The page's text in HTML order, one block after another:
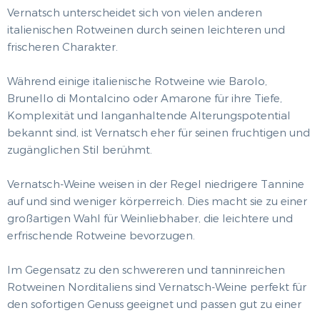
Vernatsch unterscheidet sich von vielen anderen
italienischen Rotweinen durch seinen leichteren und
frischeren Charakter.
Während einige italienische Rotweine wie Barolo,
Brunello di Montalcino oder Amarone für ihre Tiefe,
Komplexität und langanhaltende Alterungspotential
bekannt sind, ist Vernatsch eher für seinen fruchtigen und
zugänglichen Stil berühmt.
Vernatsch-Weine weisen in der Regel niedrigere Tannine
auf und sind weniger körperreich. Dies macht sie zu einer
großartigen Wahl für Weinliebhaber, die leichtere und
erfrischende Rotweine bevorzugen.
Im Gegensatz zu den schwereren und tanninreichen
Rotweinen Norditaliens sind Vernatsch-Weine perfekt für
den sofortigen Genuss geeignet und passen gut zu einer